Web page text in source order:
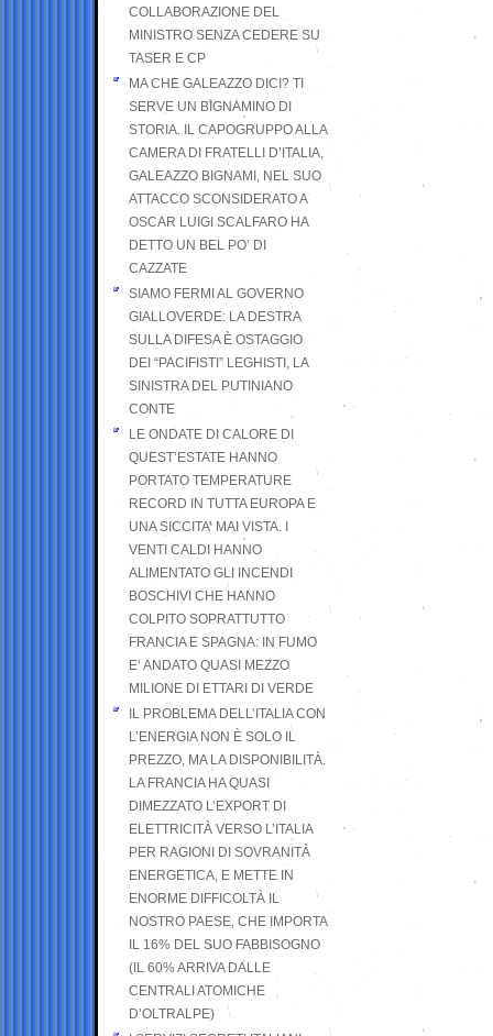
COLLABORAZIONE DEL
MINISTRO SENZA CEDERE SU
TASER E CP
MA CHE GALEAZZO DICI? TI
SERVE UN BIGNAMINO DI
STORIA. IL CAPOGRUPPO ALLA
CAMERA DI FRATELLI D’ITALIA,
GALEAZZO BIGNAMI, NEL SUO
ATTACCO SCONSIDERATO A
OSCAR LUIGI SCALFARO HA
DETTO UN BEL PO’ DI
CAZZATE
SIAMO FERMI AL GOVERNO
GIALLOVERDE: LA DESTRA
SULLA DIFESA È OSTAGGIO
DEI “PACIFISTI” LEGHISTI, LA
SINISTRA DEL PUTINIANO
CONTE
LE ONDATE DI CALORE DI
QUEST’ESTATE HANNO
PORTATO TEMPERATURE
RECORD IN TUTTA EUROPA E
UNA SICCITA’ MAI VISTA. I
VENTI CALDI HANNO
ALIMENTATO GLI INCENDI
BOSCHIVI CHE HANNO
COLPITO SOPRATTUTTO
FRANCIA E SPAGNA: IN FUMO
E’ ANDATO QUASI MEZZO
MILIONE DI ETTARI DI VERDE
IL PROBLEMA DELL’ITALIA CON
L’ENERGIA NON È SOLO IL
PREZZO, MA LA DISPONIBILITÀ.
LA FRANCIA HA QUASI
DIMEZZATO L’EXPORT DI
ELETTRICITÀ VERSO L’ITALIA
PER RAGIONI DI SOVRANITÀ
ENERGETICA, E METTE IN
ENORME DIFFICOLTÀ IL
NOSTRO PAESE, CHE IMPORTA
IL 16% DEL SUO FABBISOGNO
(IL 60% ARRIVA DALLE
CENTRALI ATOMICHE
D’OLTRALPE)